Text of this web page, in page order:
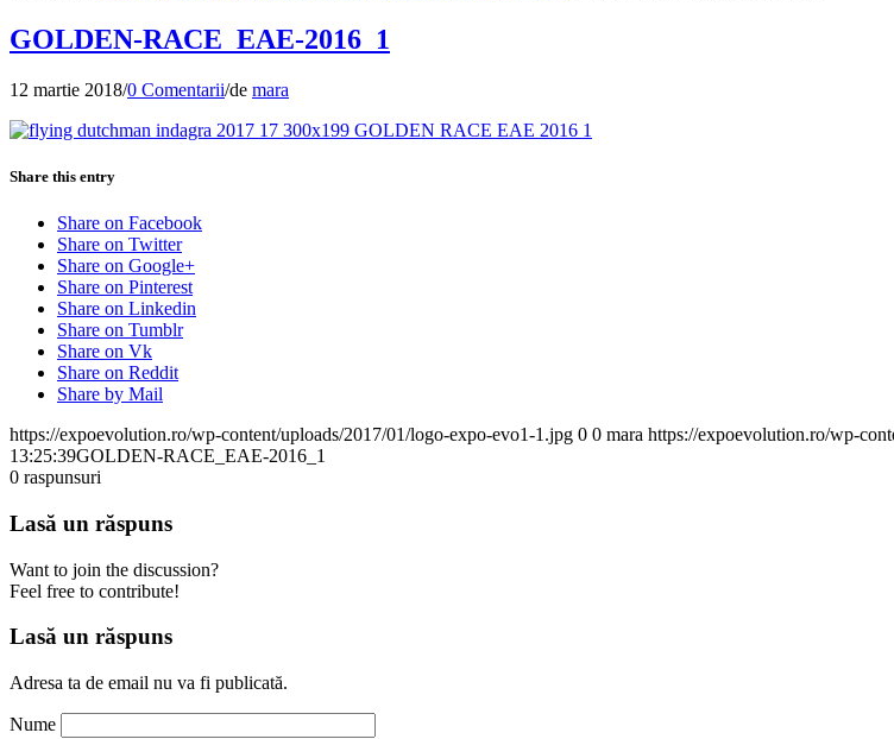
GOLDEN-RACE_EAE-2016_1
12 martie 2018/0 Comentarii/de mara
Share this entry
Share on Facebook
Share on Twitter
Share on Google+
Share on Pinterest
Share on Linkedin
Share on Tumblr
Share on Vk
Share on Reddit
Share by Mail
https://expoevolution.ro/wp-content/uploads/2017/01/logo-expo-evo1-1.jpg 0 0 mara https://expoevolution.ro/wp-
13:25:39GOLDEN-RACE_EAE-2016_1
0 raspunsuri
Lasă un răspuns
Want to join the discussion?
Feel free to contribute!
Lasă un răspuns
Adresa ta de email nu va fi publicată.
Nume